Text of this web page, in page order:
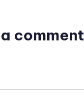
comment